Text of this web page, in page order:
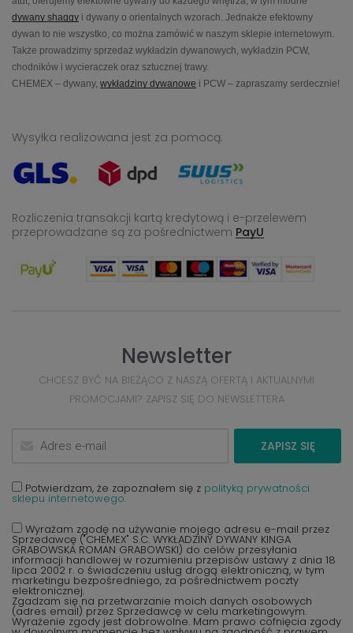
dywany shaggy i dywany o orientalnych wzorach. Jednakże efektowny
dywan to nie wszystko, co można zamówić w naszym sklepie internetowym.
Także prowadzimy sprzedaż wykładzin dywanowych, wykładzin PCW,
chodników i wycieraczek oraz sztucznej trawy.
CHEMEX – dywany, wykładziny dywanowe i PCW – zapraszamy serdecznie!
Wysyłka realizowana jest za pomocą:
Rozliczenia transakcji kartą kredytową i e-przelewem
przeprowadzane są za pośrednictwem PayU
Newsletter
CHCESZ BYĆ NA BIEŻĄCO Z NASZĄ OFERTĄ I AKTUALNYMI
PROMOCJAMI? ZAPISZ SIĘ DO NEWSLETTERA
ZAPISZ SIĘ
Potwierdzam, że zapoznałem się z polityką prywatności
sklepu internetowego.
Wyrażam zgodę na używanie mojego adresu e-mail przez
Sprzedawcę ("CHEMEX" S.C. WYKŁADZINY DYWANY KINGA
GRABOWSKA ROMAN GRABOWSKI) do celów przesyłania
informacji handlowej w rozumieniu przepisów ustawy z dnia 18
lipca 2002 r. o świadczeniu usług drogą elektroniczną, w tym
marketingu bezpośredniego, za pośrednictwem poczty
elektronicznej.
Zgadzam się na przetwarzanie moich danych osobowych
(adres email) przez Sprzedawcę w celu marketingowym.
Wyrażenie zgody jest dobrowolne. Mam prawo cofnięcia zgody